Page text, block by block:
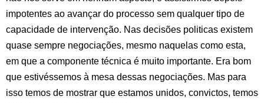
impotentes ao avançar do processo sem qualquer tipo de
capacidade de intervenção. Nas decisões politicas existem
quase sempre negociações, mesmo naquelas como esta,
em que a componente técnica é muito importante. Era bom
que estivéssemos à mesa dessas negociações. Mas para
isso temos de mostrar que estamos unidos, convictos, temos